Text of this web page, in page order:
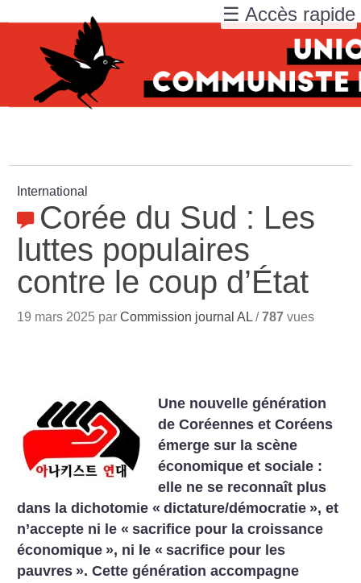
International
Corée du Sud : Les
luttes populaires
contre le coup d’État
19 mars 2025 parCommission journal AL /787 vues
Une nouvelle génération
de Coréennes et Coréens
émerge sur la scène
économique et sociale :
elle ne se reconnaît plus
dans la dichotomie « dictature/démocratie », et
n’accepte ni le « sacrifice pour la croissance
économique », ni le « sacrifice pour les
pauvres ». Cette génération accompagne
☰ Accès rapide